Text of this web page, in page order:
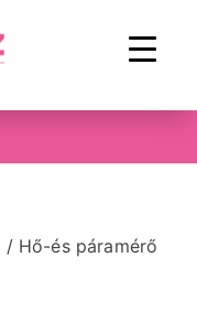
/ Hő-és páramérő